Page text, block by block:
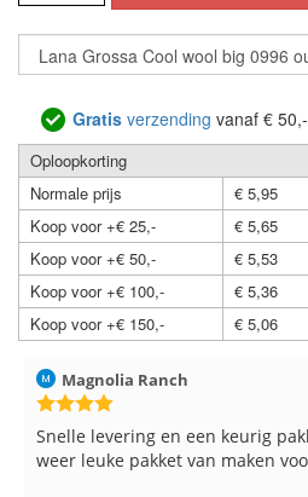
Gratis verzending vanaf €
Oploopkorting
Normale prijs
€ 5,95
Koop voor +€ 25,-
€ 5,65
Koop voor +€ 50,-
€ 5,53
Koop voor +€ 100,-
€ 5,36
Koop voor +€ 150,-
€ 5,06
Magnolia Ranch
Snelle levering en een keurig
weer leuke pakket van maken